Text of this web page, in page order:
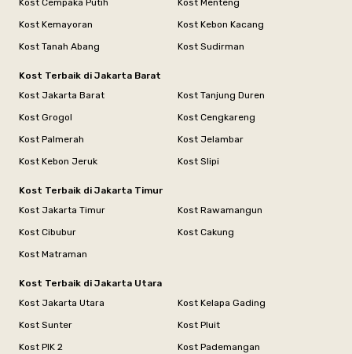
Kost Cempaka Putih
Kost Menteng
Kost Kemayoran
Kost Kebon Kacang
Kost Tanah Abang
Kost Sudirman
Kost Terbaik di Jakarta Barat
Kost Jakarta Barat
Kost Tanjung Duren
Kost Grogol
Kost Cengkareng
Kost Palmerah
Kost Jelambar
Kost Kebon Jeruk
Kost Slipi
Kost Terbaik di Jakarta Timur
Kost Jakarta Timur
Kost Rawamangun
Kost Cibubur
Kost Cakung
Kost Matraman
Kost Terbaik di Jakarta Utara
Kost Jakarta Utara
Kost Kelapa Gading
Kost Sunter
Kost Pluit
Kost PIK 2
Kost Pademangan